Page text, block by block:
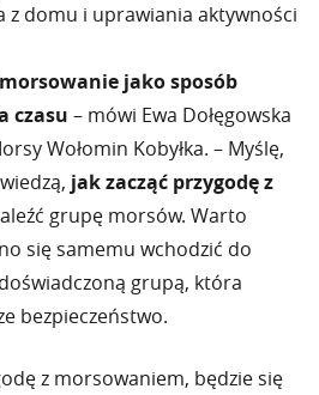
z domu i uprawiania aktywności
jako sposób
czasu – mówi Ewa Dołęgowska
Wołomin Kobyłka. – Myślę,
jak zacząć przygodę z
grupę morsów. Warto
się samemu wchodzić do
grupą, która
bezpieczeństwo.
z morsowaniem, będzie się